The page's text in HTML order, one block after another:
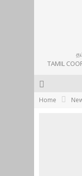
TAMIL
Home